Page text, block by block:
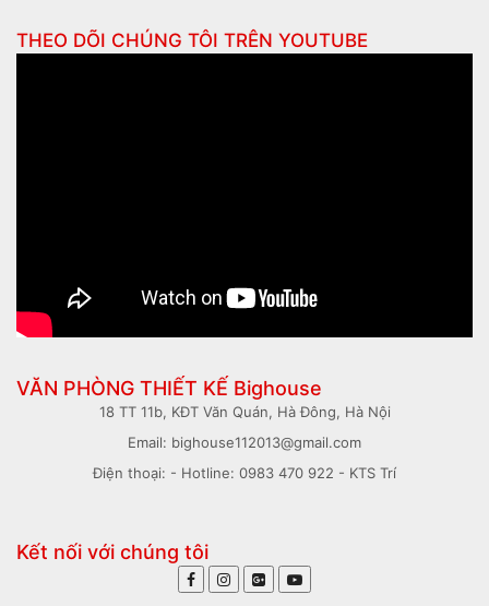
THEO DÕI CHÚNG TÔI TRÊN YOUTUBE
VĂN PHÒNG THIẾT KẾ Bighouse
18 TT 11b, KĐT Văn Quán, Hà Đông, Hà Nội
Email: bighouse112013@gmail.com
Điện thoại: - Hotline: 0983 470 922 - KTS Trí
Kết nối với chúng tôi